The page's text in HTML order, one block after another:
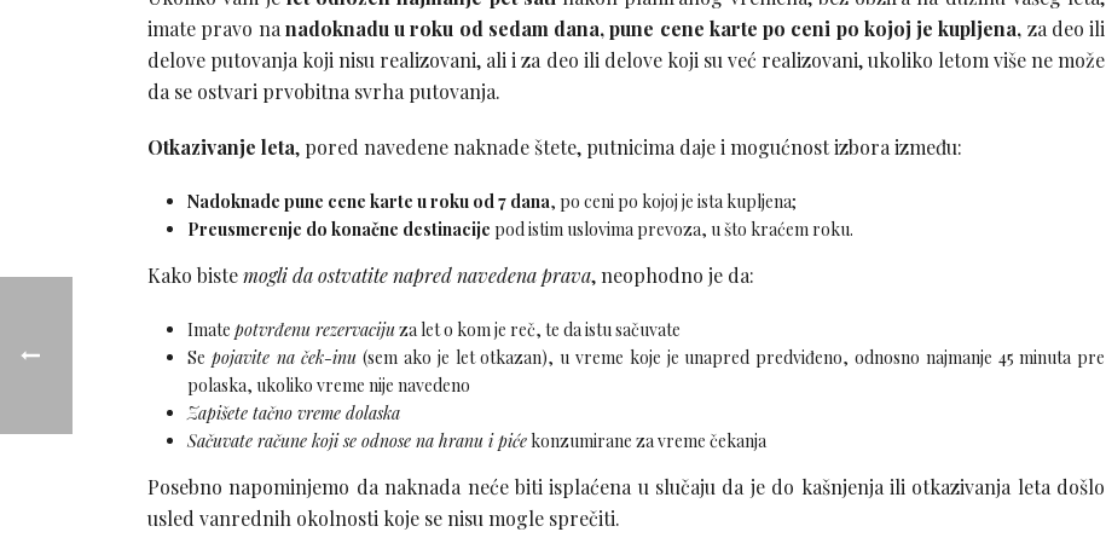
imate pravo na nadoknadu u roku od sedam dana, pune cene karte po ceni po kojoj je kupljena, za deo ili
delove putovanja koji nisu realizovani, ali i za deo ili delove koji su već realizovani, ukoliko letom više ne može
da se ostvari prvobitna svrha putovanja.
Otkazivanje leta, pored navedene naknade štete, putnicima daje i mogućnost izbora između:
Nadoknade pune cene karte u roku od 7 dana, po ceni po kojoj je ista kupljena;
Preusmerenje do konačne destinacije pod istim uslovima prevoza, u što kraćem roku.
Kako bistemogli da ostvatite napred navedena prava, neophodno je da:
Imate potvrđenu rezervacijuza let o kom je reč, te da istu sačuvate
Se pojavite na ček-inu (sem ako je let otkazan), u vreme koje je unapred predviđeno, odnosno najmanje 45 minuta pre
polaska, ukoliko vreme nije navedeno
Zapišete tačno vreme dolaska
Sačuvate račune koji se odnose na hranu i pićekonzumirane za vreme čekanja
Posebno napominjemo da naknada neće biti isplaćena u slučaju da je do kašnjenja ili otkazivanja leta došlo
usled vanrednih okolnosti koje se nisu mogle sprečiti.